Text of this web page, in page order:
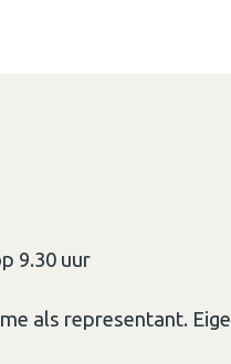
9.30 uur
als representant.